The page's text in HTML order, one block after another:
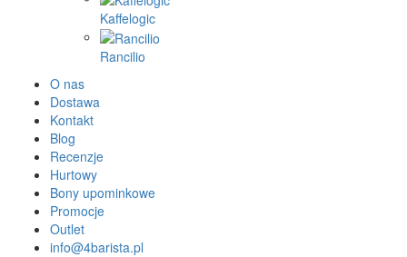
Kaffelogic
Rancilio
O nas
Dostawa
Kontakt
Blog
Recenzje
Hurtowy
Bony upominkowe
Promocje
Outlet
info@4barista.pl